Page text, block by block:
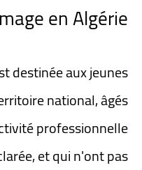
en Algérie ?
destinée aux jeunes
national, âgés
professionnelle
et qui n'ont pas